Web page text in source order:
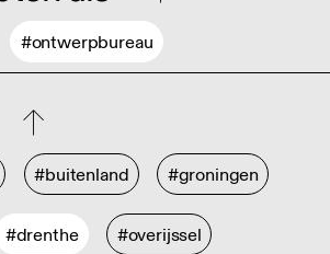
#ontwerpbureau
#buitenland #groningen
#drenthe #overijssel